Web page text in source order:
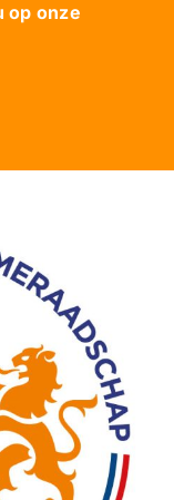
op onze